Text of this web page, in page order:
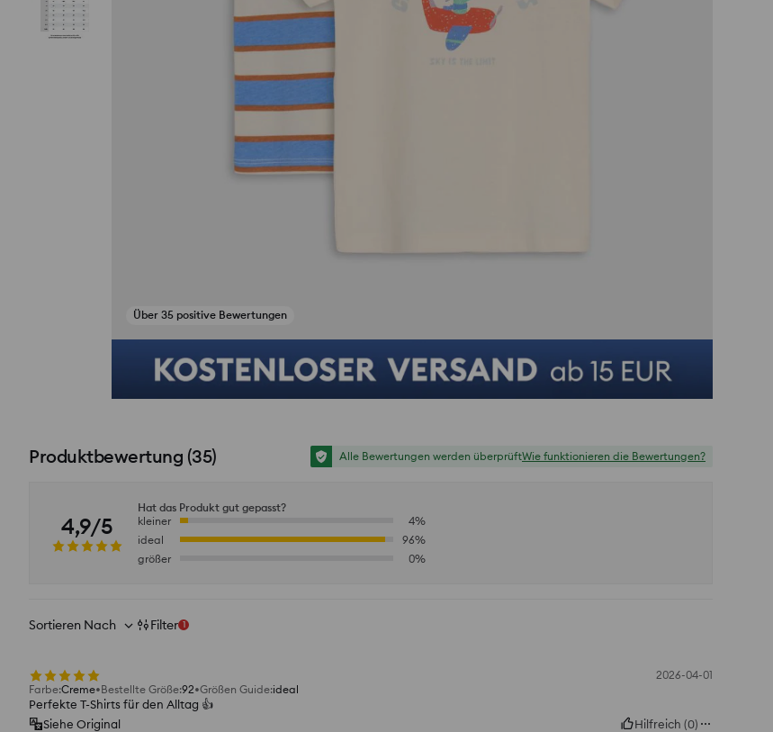
Fotos aus Bewertungen ansehen
Produktbewertung (35) Alle Bewertungen werden überprüftWie funktionieren die Bewertungen?
4,9/5
Hat das Produkt gut gepasst?
kleiner
4%
ideal
96%
größer
0%
Sortieren Nach Filter 1
2026-04-01
Farbe:Creme Bestellte Größe:92 Größen Guide:ideal
Perfekte T-Shirts für den Alltag 👍️
Siehe Original
Hilfreich (0)